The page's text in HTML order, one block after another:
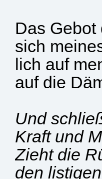
Das
sich
lich auf
auf die
Und
Kraft und
Zieht die
den